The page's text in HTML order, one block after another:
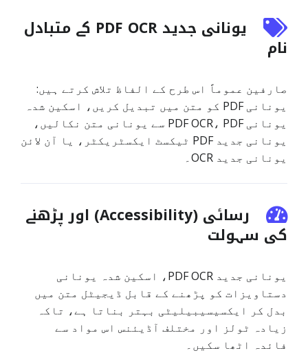
یونانی جدید PDF OCR کے متبادل
نام
صارفین عموماً اس طرح کے الفاظ تلاش کرتے ہیں:
یونانی PDF کو متن میں تبدیل کریں، اسکین شدہ
یونانی PDF OCR، PDF سے یونانی متن نکالیں،
یونانی جدید PDF ٹیکسٹ ایکسٹریکٹر، یا آن لائن
یونانی جدید OCR۔
رسائی (Accessibility) اور پڑھنے
کی سہولت
یونانی جدید PDF OCR، اسکین شدہ یونانی
دستاویزات کو پڑھنے کے قابل ڈیجیٹل متن میں
بدل کر ایکسیسیبیلیٹی بہتر بناتا ہے، تاکہ
زیادہ ٹولز اور مختلف آڈیئنس اس مواد سے
فائدہ اٹھا سکیں۔